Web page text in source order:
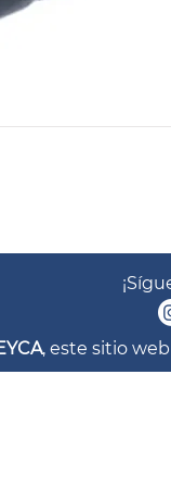
, este sitio